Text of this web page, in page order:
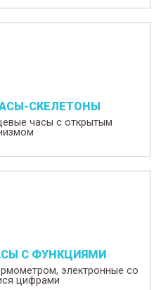
СКЕЛЕТОНЫ
часы с открытым
С ФУНКЦИЯМИ
электронные со
цифрами